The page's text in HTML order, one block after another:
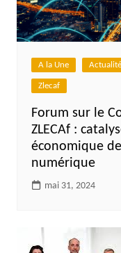
A la Une Actualité
Zlecaf
Forum sur le
ZLECAf :
économique
numérique
mai 31, 2024